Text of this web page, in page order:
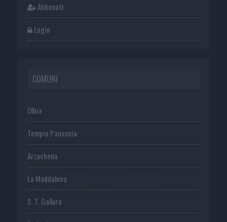
Abbonati
Login
COMUNI
Olbia
Tempio Pausania
Arzachena
La Maddalena
S. T. Gallura